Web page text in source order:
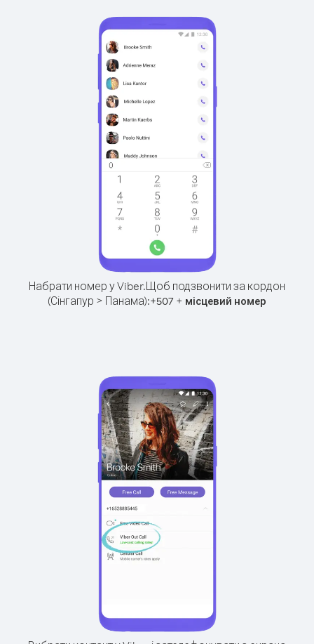
Набрати номер у Viber.Щоб подзвонити за кордон
(Сінгапур > Панама):+507 + місцевий номер